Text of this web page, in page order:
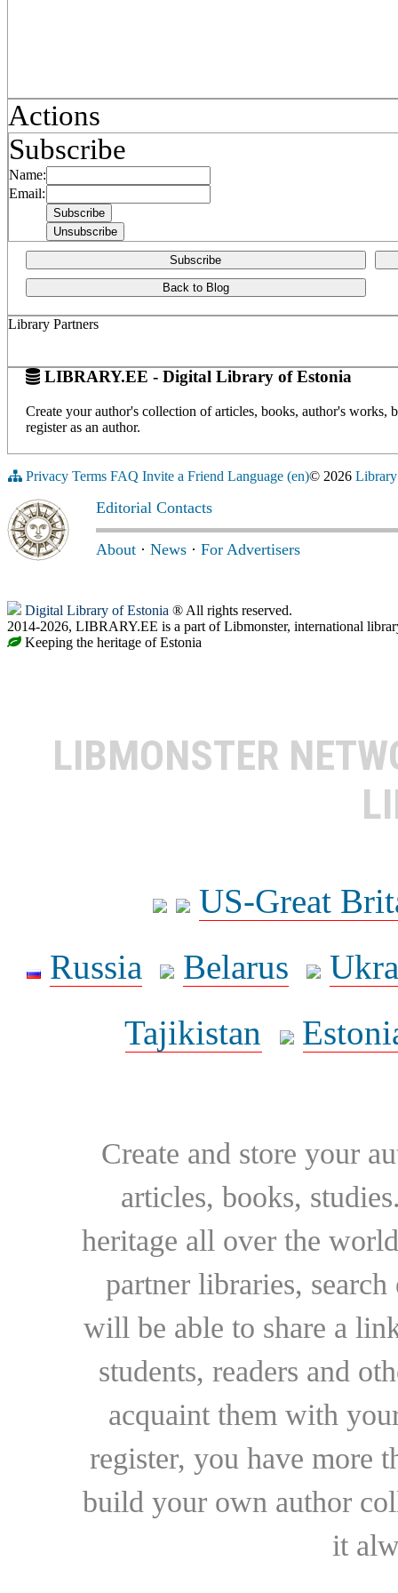
Actions
Subscribe
Name:
Email:
Subscribe
Back to Blog
Library Partners
LIBRARY.EE - Digital Library of Estonia
Create your author's collection of articles, books, author's
register as an author.
Privacy Terms FAQ Invite a Friend Language (en)© 2026
Editorial Contacts
About · News · For Advertisers
Digital Library of Estonia ® All rights reserved.
2014-2026, LIBRARY.EE is a part of Libmonster, international
Keeping the heritage of Estonia
LIBMONSTER
US-Great
Russia
Belarus
Tajikistan
Create and store your
articles, books,
heritage all over the
partner libraries,
will be able to share a
students, readers and
acquaint them with
register, you have more
build your own author
it